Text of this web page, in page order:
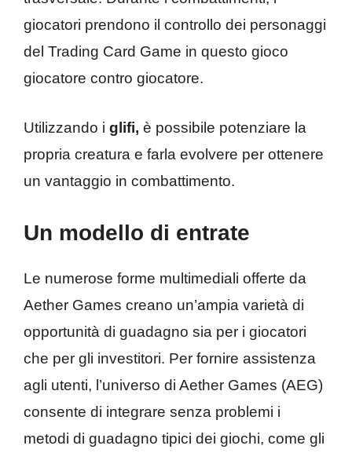
giocatori prendono il controllo dei personaggi
del Trading Card Game in questo gioco
giocatore contro giocatore.
Utilizzando i glifi, è possibile potenziare la
propria creatura e farla evolvere per ottenere
un vantaggio in combattimento.
Un modello di entrate
Le numerose forme multimediali offerte da
Aether Games creano un’ampia varietà di
opportunità di guadagno sia per i giocatori
che per gli investitori. Per fornire assistenza
agli utenti, l’universo di Aether Games (AEG)
consente di integrare senza problemi i
metodi di guadagno tipici dei giochi, come gli